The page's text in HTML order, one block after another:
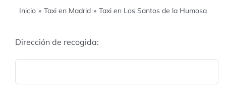
Inicio » Taxi en Madrid » Taxi en Los Santos de la Humosa
Dirección de recogida: